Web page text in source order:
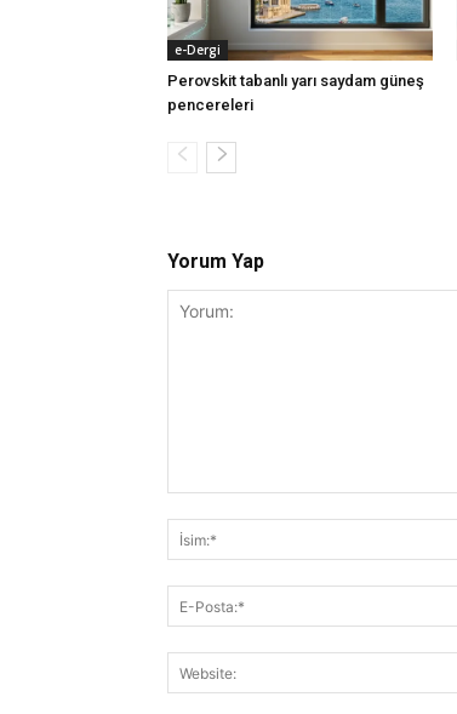
e-Dergi
Perovskit tabanlı yarı saydam güneş
pencereleri
Yorum Yap